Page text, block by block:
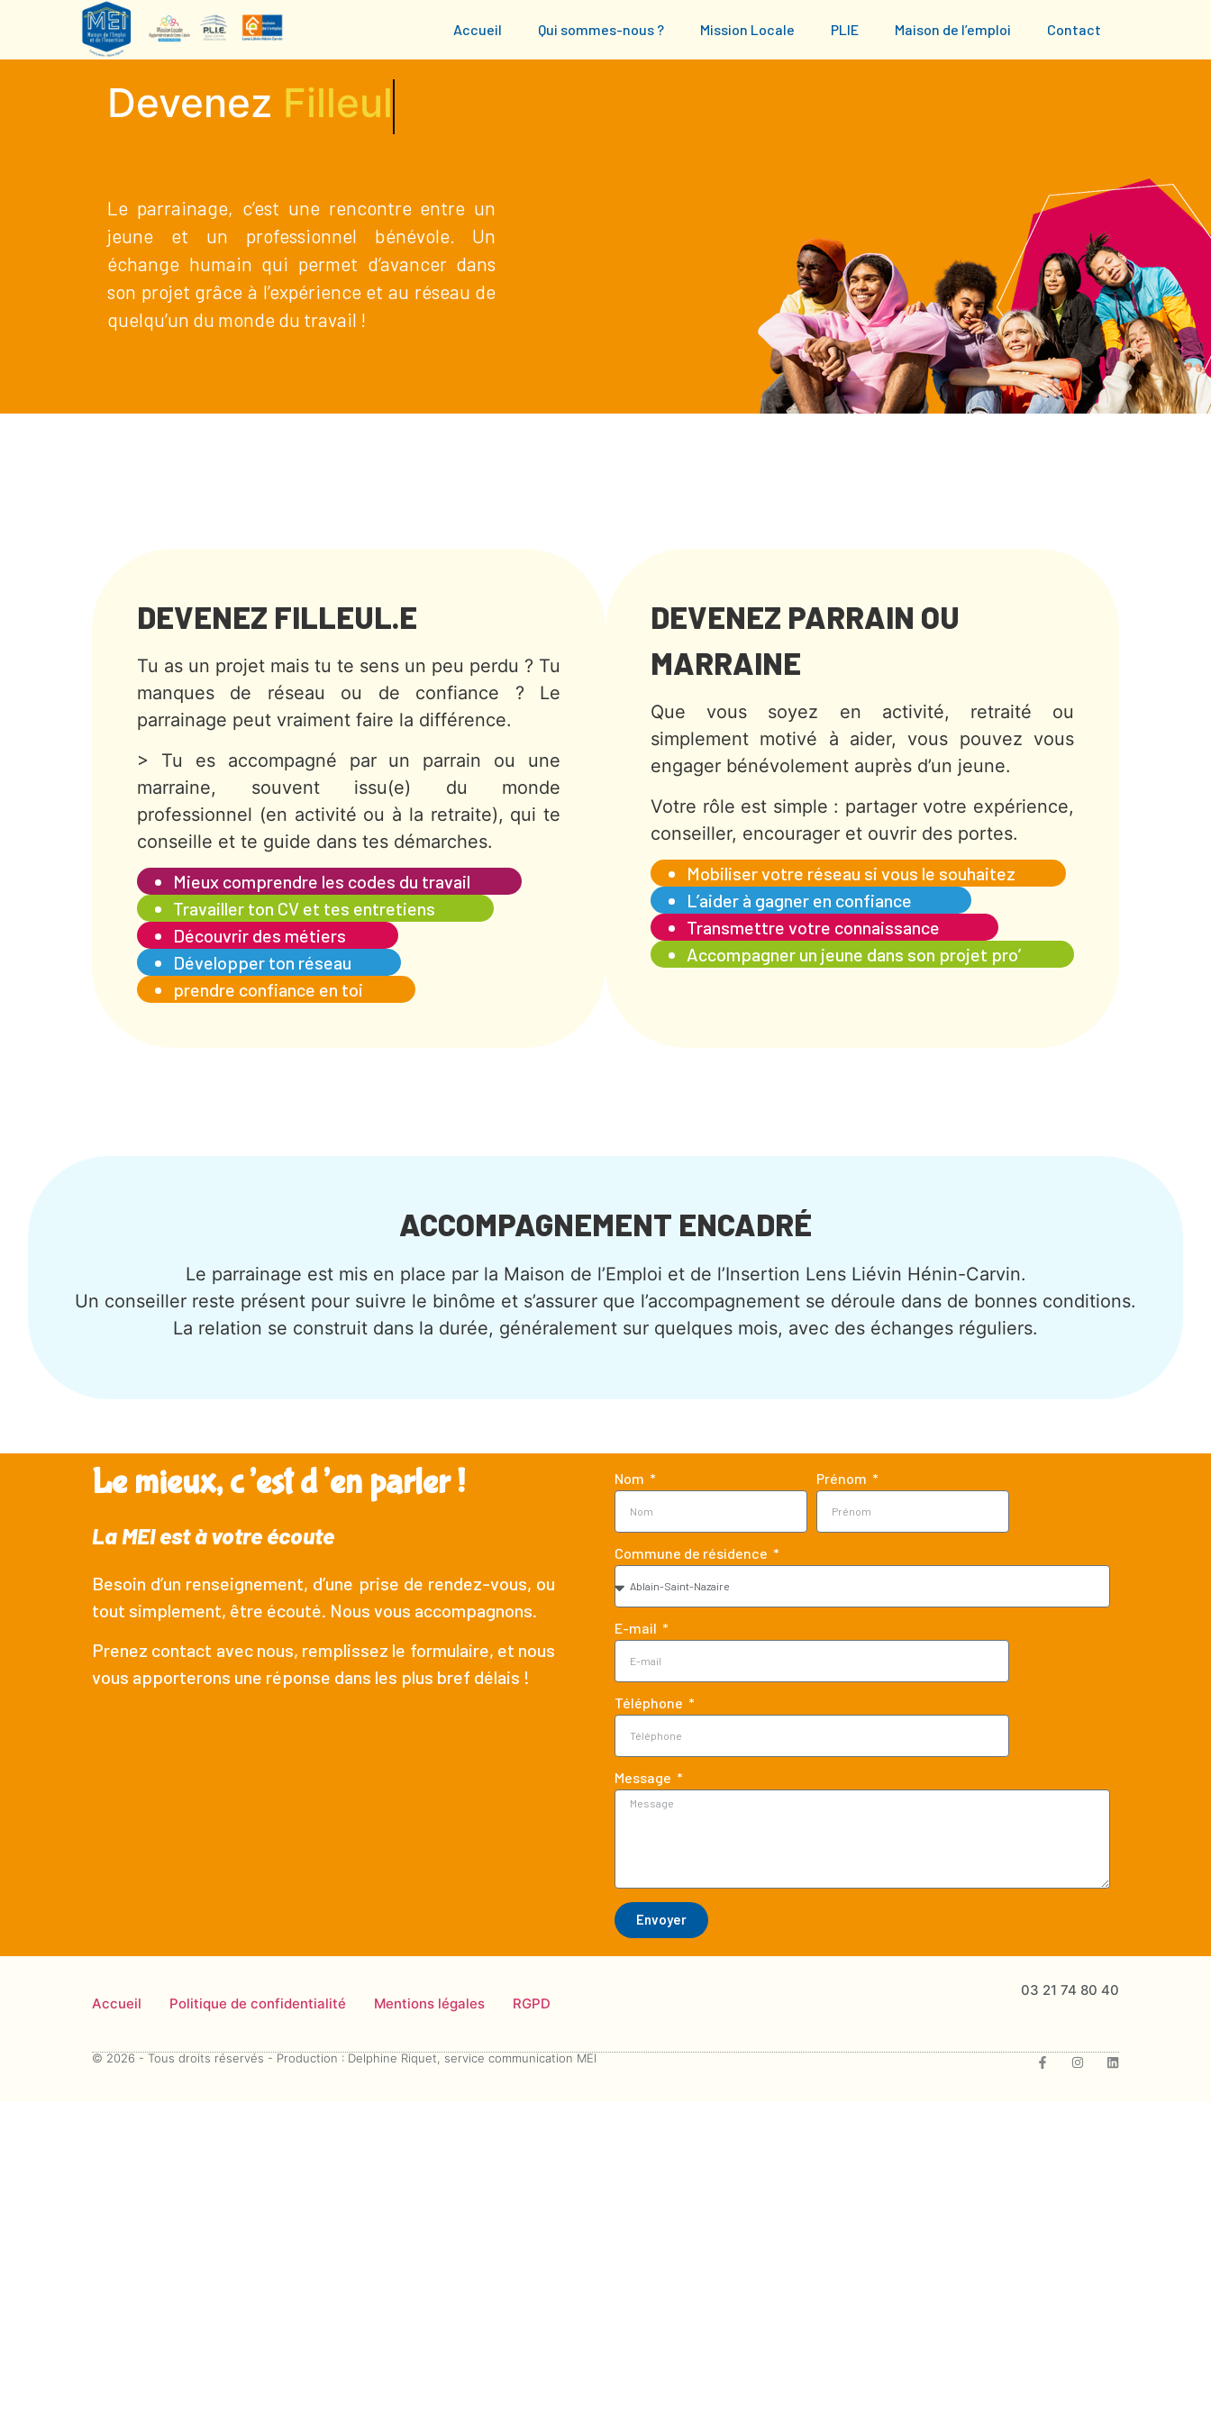
Accueil Qui sommes-nous ? Mission Locale PLIE Maison de l’emploi Contact
Devenez Filleul
Le parrainage, c’est une rencontre entre un
jeune et un professionnel bénévole. Un
échange humain qui permet d’avancer dans
son projet grâce à l’expérience et au réseau de
quelqu’un du monde du travail !
DEVENEZ FILLEUL.E
Tu as un projet mais tu te sens un peu perdu ? Tu
manques de réseau ou de confiance ? Le
parrainage peut vraiment faire la différence.
> Tu es accompagné par un parrain ou une
marraine, souvent issu(e) du monde
professionnel (en activité ou à la retraite), qui te
conseille et te guide dans tes démarches.
Mieux comprendre les codes du travail
Travailler ton CV et tes entretiens
Découvrir des métiers
Développer ton réseau
prendre confiance en toi
DEVENEZ PARRAIN OU
MARRAINE
Que vous soyez en activité, retraité ou
simplement motivé à aider, vous pouvez vous
engager bénévolement auprès d’un jeune.
Votre rôle est simple : partager votre expérience,
conseiller, encourager et ouvrir des portes.
Mobiliser votre réseau si vous le souhaitez
L’aider à gagner en confiance
Transmettre votre connaissance
Accompagner un jeune dans son projet pro’
ACCOMPAGNEMENT ENCADRÉ
Le parrainage est mis en place par la Maison de l’Emploi et de l’Insertion Lens Liévin Hénin-Carvin.
Un conseiller reste présent pour suivre le binôme et s’assurer que l’accompagnement se déroule dans de bonnes conditions.
La relation se construit dans la durée, généralement sur quelques mois, avec des échanges réguliers.
Le mieux, c’est d’en parler !
La MEI est à votre écoute
Besoin d’un renseignement, d’une prise de rendez-vous, ou
tout simplement, être écouté. Nous vous accompagnons.
Prenez contact avec nous, remplissez le formulaire, et nous
vous apporterons une réponse dans les plus bref délais !
Nom Prénom
Commune de résidence
E-mail
Téléphone
Message
Envoyer
Accueil Politique de confidentialité Mentions légales RGPD
03 21 74 80 40
© 2026 - Tous droits réservés - Production : Delphine Riquet, service communication MEI